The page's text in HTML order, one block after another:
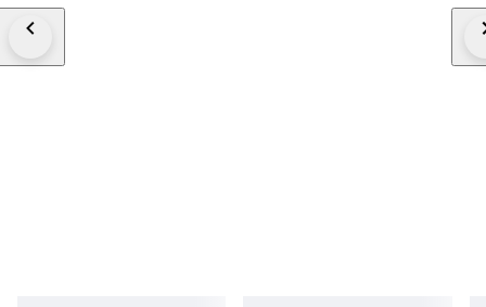
they are the best way to understand the guitar's condition & sound. This
accordingly. It will not feel like a brand new instrument. I’d suggest it to